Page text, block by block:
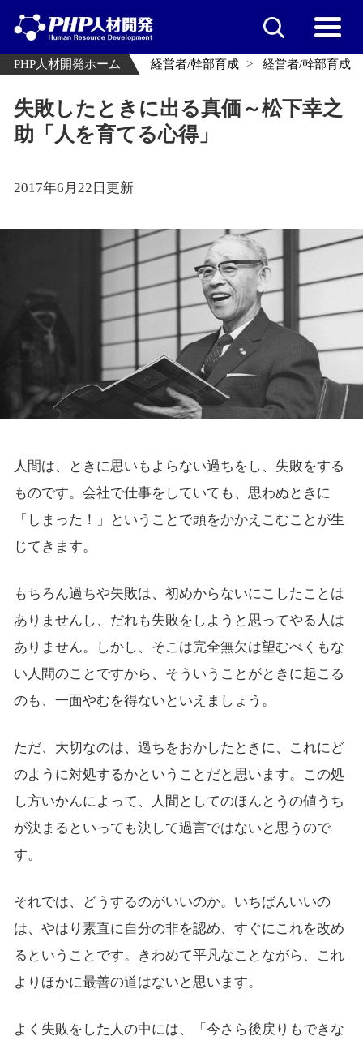
PHP人材開発ホーム 経営者/幹部育成 経営者/幹部育成
失敗したときに出る真価～松下幸之
助「人を育てる心得」
2017年6月22日更新
人間は、ときに思いもよらない過ちをし、失敗をする
ものです。会社で仕事をしていても、思わぬときに
「しまった！」ということで頭をかかえこむことが生
じてきます。
もちろん過ちや失敗は、初めからないにこしたことは
ありませんし、だれも失敗をしようと思ってやる人は
ありません。しかし、そこは完全無欠は望むべくもな
い人間のことですから、そういうことがときに起こる
のも、一面やむを得ないといえましょう。
ただ、大切なのは、過ちをおかしたときに、これにど
のように対処するかということだと思います。この処
し方いかんによって、人間としてのほんとうの値うち
が決まるといっても決して過言ではないと思うので
す。
それでは、どうするのがいいのか。いちばんいいの
は、やはり素直に自分の非を認め、すぐにこれを改め
るということです。きわめて平凡なことながら、これ
よりほかに最善の道はないと思います。
よく失敗をした人の中には、「今さら後戻りもできな